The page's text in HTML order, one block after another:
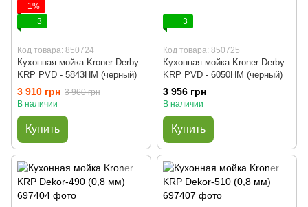
−1%
3
Код товара: 850724
Кухонная мойка Kroner Derby
KRP PVD - 5843HM (черный)
3 910 грн 3 960 грн
В наличии
Купить
3
Код товара: 850725
Кухонная мойка Kroner Derby
KRP PVD - 6050HM (черный)
3 956 грн
В наличии
Купить